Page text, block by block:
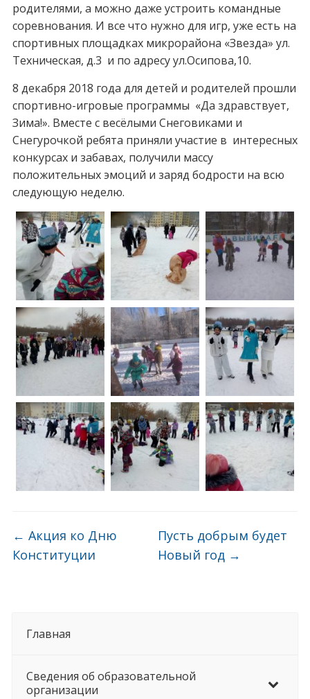
Главная
Сведения об образовательной
организации
родителями, а можно даже устроить командные
соревнования. И все что нужно для игр, уже есть на
спортивных площадках микрорайона «Звезда» ул.
Техническая, д.3 и по адресу ул.Осипова,10.
8 декабря 2018 года для детей и родителей прошли
спортивно-игровые программы «Да здравствует,
Зима!». Вместе с весёлыми Снеговиками и
Снегурочкой ребята приняли участие в интересных
конкурсах и забавах, получили массу
положительных эмоций и заряд бодрости на всю
следующую неделю.
← Акция ко Дню
Конституции
Пусть добрым будет
Новый год →